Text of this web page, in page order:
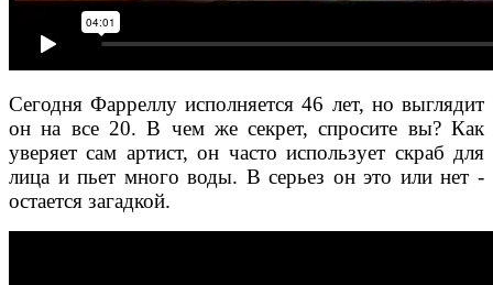
Сегодня Фарреллу исполняется 46 лет, но выглядит
он на все 20. В чем же секрет, спросите вы? Как
уверяет сам артист, он часто использует скраб для
лица и пьет много воды. В серьез он это или нет -
остается загадкой.